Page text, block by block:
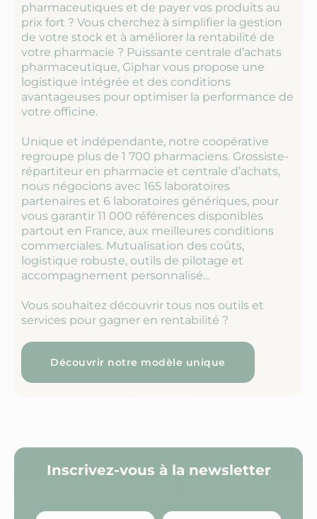
pharmaceutiques et de payer vos produits au
prix fort ? Vous cherchez à simplifier la gestion
de votre stock et à améliorer la rentabilité de
votre pharmacie ? Puissante centrale d’achats
pharmaceutique, Giphar vous propose une
logistique intégrée et des conditions
avantageuses pour optimiser la performance de
votre officine.​
Unique et indépendante, notre coopérative
regroupe plus de 1 700 pharmaciens. Grossiste-
répartiteur en pharmacie et centrale d’achats,
nous négocions avec 165 laboratoires
partenaires et 6 laboratoires génériques, pour
vous garantir 11 000 références disponibles
partout en France, aux meilleures conditions
commerciales. Mutualisation des coûts,
logistique robuste, outils de pilotage et
accompagnement personnalisé…
Vous souhaitez découvrir tous nos outils et
services pour gagner en rentabilité ?
Découvrir notre modèle unique
Inscrivez-vous à la newsletter